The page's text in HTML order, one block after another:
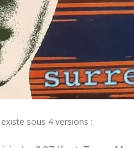
sous 4 versions :